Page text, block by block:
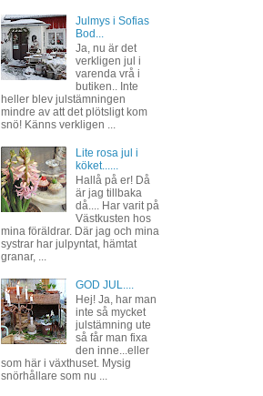
Julmys i Sofias
Bod...
Ja, nu är det
verkligen jul i
varenda vrå i
butiken.. Inte
heller blev julstämningen
mindre av att det plötsligt kom
snö! Känns verkligen ...
Lite rosa jul i
köket......
Hallå på er! Då
är jag tillbaka
då.... Har varit på
Västkusten hos
mina föräldrar. Där jag och mina
systrar har julpyntat, hämtat
granar, ...
GOD JUL....
Hej! Ja, har man
inte så mycket
julstämning ute
så får man fixa
den inne...eller
som här i växthuset. Mysig
snörhållare som nu ...